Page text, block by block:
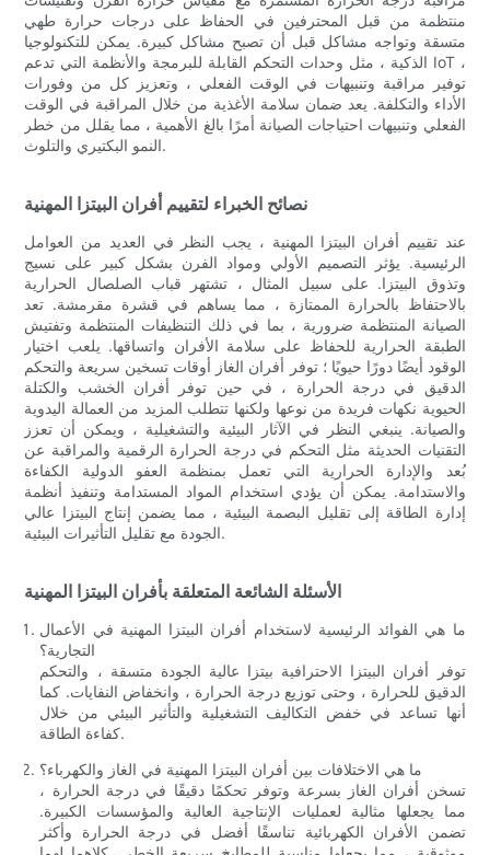
منتظمة من قبل المحترفين في الحفاظ على درجات حرارة طهي
متسقة وتواجه مشاكل قبل أن تصبح مشاكل كبيرة. يمكن للتكنولوجيا
الذكية ، مثل وحدات التحكم القابلة للبرمجة والأنظمة التي تدعم IoT ،
توفير مراقبة وتنبيهات في الوقت الفعلي ، وتعزيز كل من وفورات
الأداء والتكلفة. يعد ضمان سلامة الأغذية من خلال المراقبة في الوقت
الفعلي وتنبيهات احتياجات الصيانة أمرًا بالغ الأهمية ، مما يقلل من خطر
النمو البكتيري والتلوث.
نصائح الخبراء لتقييم أفران البيتزا المهنية
عند تقييم أفران البيتزا المهنية ، يجب النظر في العديد من العوامل
الرئيسية. يؤثر التصميم الأولي ومواد الفرن بشكل كبير على نسيج
وتذوق البيتزا. على سبيل المثال ، تشتهر قباب الصلصال الحرارية
بالاحتفاظ بالحرارة الممتازة ، مما يساهم في قشرة مقرمشة. تعد
الصيانة المنتظمة ضرورية ، بما في ذلك التنظيفات المنتظمة وتفتيش
الطبقة الحرارية للحفاظ على سلامة الأفران واتساقها. يلعب اختيار
الوقود أيضًا دورًا حيويًا ؛ توفر أفران الغاز أوقات تسخين سريعة والتحكم
الدقيق في درجة الحرارة ، في حين توفر أفران الخشب والكتلة
الحيوية نكهات فريدة من نوعها ولكنها تتطلب المزيد من العمالة اليدوية
والصيانة. ينبغي النظر في الآثار البيئية والتشغيلية ، ويمكن أن تعزز
التقنيات الحديثة مثل التحكم في درجة الحرارة الرقمية والمراقبة عن
بُعد والإدارة الحرارية التي تعمل بمنظمة العفو الدولية الكفاءة
والاستدامة. يمكن أن يؤدي استخدام المواد المستدامة وتنفيذ أنظمة
إدارة الطاقة إلى تقليل البصمة البيئية ، مما يضمن إنتاج البيتزا عالي
الجودة مع تقليل التأثيرات البيئية.
الأسئلة الشائعة المتعلقة بأفران البيتزا المهنية
ما هي الفوائد الرئيسية لاستخدام أفران البيتزا المهنية في الأعمال
التجارية؟
توفر أفران البيتزا الاحترافية بيتزا عالية الجودة متسقة ، والتحكم
الدقيق للحرارة ، وحتى توزيع درجة الحرارة ، وانخفاض النفايات. كما
أنها تساعد في خفض التكاليف التشغيلية والتأثير البيئي من خلال
كفاءة الطاقة.
ما هي الاختلافات بين أفران البيتزا المهنية في الغاز والكهرباء؟
تسخن أفران الغاز بسرعة وتوفر تحكمًا دقيقًا في درجة الحرارة ،
مما يجعلها مثالية لعمليات الإنتاجية العالية والمؤسسات الكبيرة.
تضمن الأفران الكهربائية تناسقًا أفضل في درجة الحرارة وأكثر